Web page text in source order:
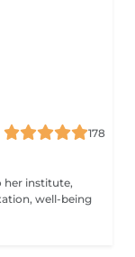
178
her institute,
well-being